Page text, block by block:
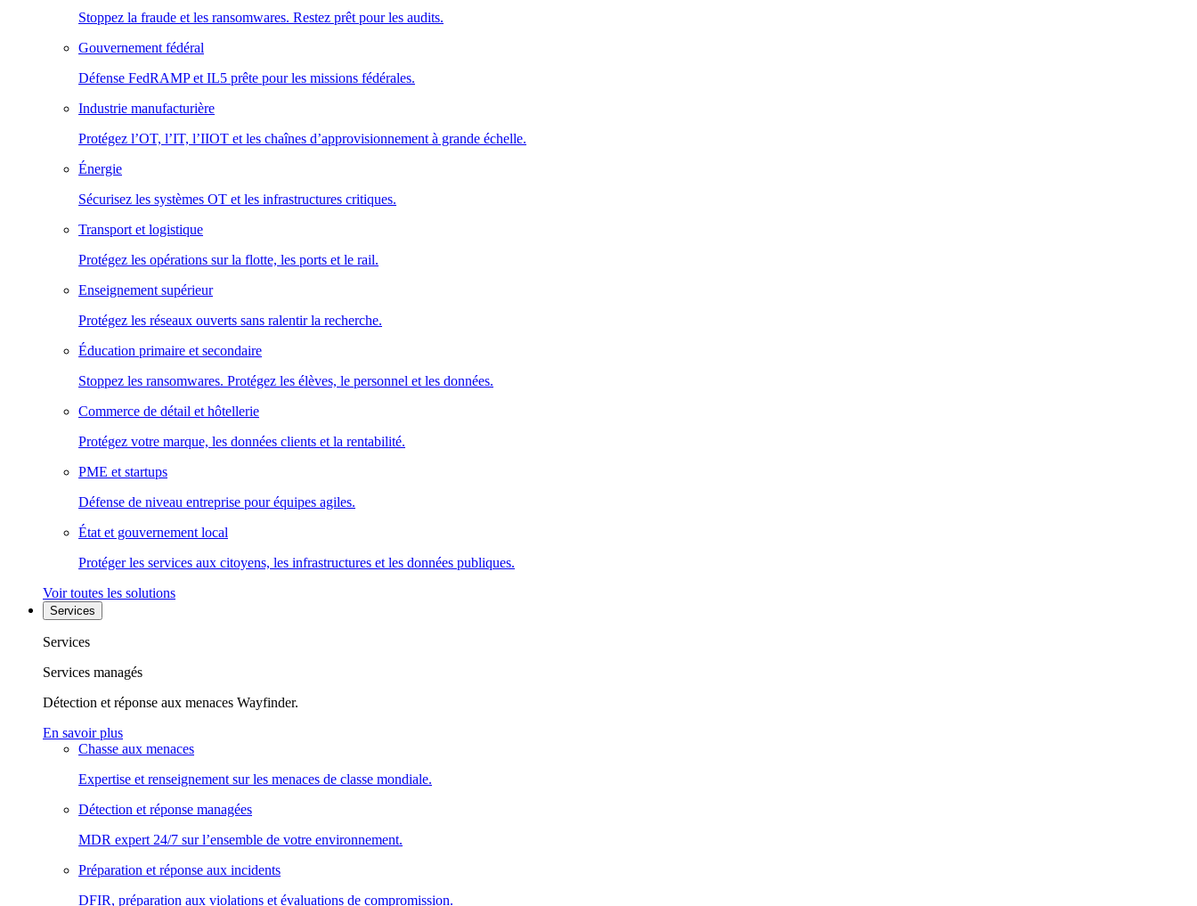
Stoppez la fraude et les ransomwares. Restez prêt pour les audits.
Gouvernement fédéral
Défense FedRAMP et IL5 prête pour les missions fédérales.
Industrie manufacturière
Protégez l’OT, l’IT, l’IIOT et les chaînes d’approvisionnement à grande échelle.
Énergie
Sécurisez les systèmes OT et les infrastructures critiques.
Transport et logistique
Protégez les opérations sur la flotte, les ports et le rail.
Enseignement supérieur
Protégez les réseaux ouverts sans ralentir la recherche.
Éducation primaire et secondaire
Stoppez les ransomwares. Protégez les élèves, le personnel et les données.
Commerce de détail et hôtellerie
Protégez votre marque, les données clients et la rentabilité.
PME et startups
Défense de niveau entreprise pour équipes agiles.
État et gouvernement local
Protéger les services aux citoyens, les infrastructures et les données publiques.
Voir toutes les solutions
Services
Services
Services managés
Détection et réponse aux menaces Wayfinder.
En savoir plus
Chasse aux menaces
Expertise et renseignement sur les menaces de classe mondiale.
Détection et réponse managées
MDR expert 24/7 sur l’ensemble de votre environnement.
Préparation et réponse aux incidents
DFIR, préparation aux violations et évaluations de compromission.